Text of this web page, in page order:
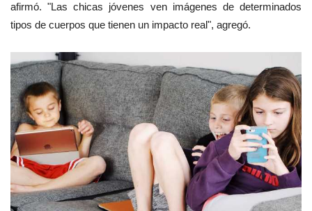
afirmó. "Las chicas jóvenes ven imágenes de determinados
tipos de cuerpos que tienen un impacto real", agregó.